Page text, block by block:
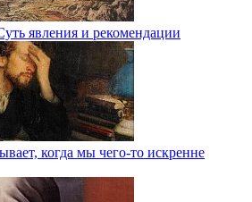
явления и рекомендации
когда мы чего-то искренне